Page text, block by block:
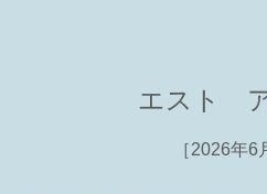
エスト
［2026年6